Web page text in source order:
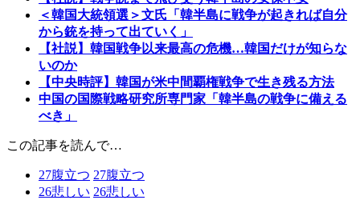
＜韓国大統領選＞文氏「韓半島に戦争が起きれば自分
から銃を持って出ていく」
【社説】韓国戦争以来最高の危機…韓国だけが知らな
いのか
【中央時評】韓国が米中間覇権戦争で生き残る方法
中国の国際戦略研究所専門家「韓半島の戦争に備える
べき」
この記事を読んで…
27腹立つ 27腹立つ
26悲しい 26悲しい